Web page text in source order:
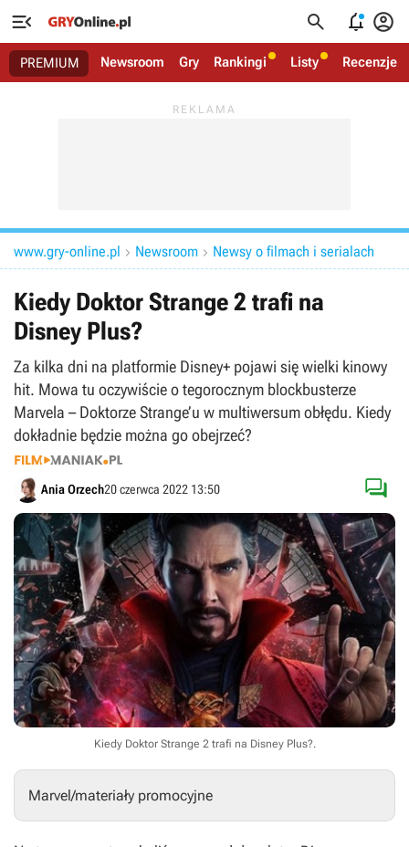
   
PREMIUM Newsroom Gry Rankingi Listy Recenzje
www.gry-online.pl  Newsroom  Newsy o filmach i serialach
Kiedy Doktor Strange 2 trafi na
Disney Plus?
Za kilka dni na platformie Disney+ pojawi się wielki kinowy
hit. Mowa tu oczywiście o tegorocznym blockbusterze
Marvela – Doktorze Strange’u w multiwersum obłędu. Kiedy
dokładnie będzie można go obejrzeć?
Ania Orzech20 czerwca 2022 13:50 
Kiedy Doktor Strange 2 trafi na Disney Plus?.
Marvel/materiały promocyjne